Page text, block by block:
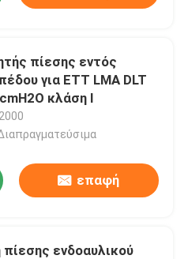
πίεσης εντός
για ETT LMA DLT
κλάση I
επαφή
πίεσης ενδοαυλικού